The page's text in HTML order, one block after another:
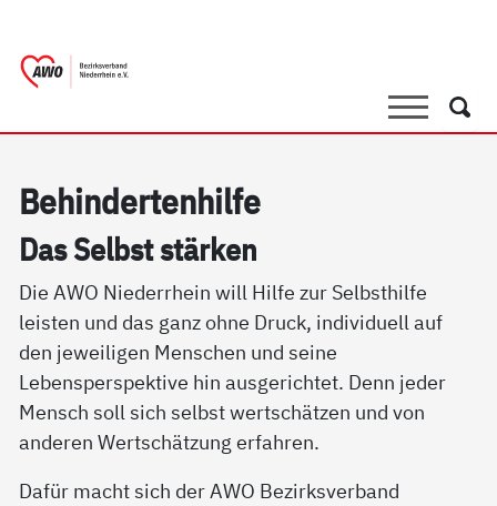
SucheSuche
Be­hin­der­ten­hil­fe
Das Selbst stär­ken
Die AWO Niederrhein will Hilfe zur Selbsthilfe
leisten und das ganz ohne Druck, individuell auf
den jeweiligen Menschen und seine
Lebensperspektive hin ausgerichtet. Denn jeder
Mensch soll sich selbst wertschätzen und von
anderen Wertschätzung erfahren.
Dafür macht sich der AWO Bezirksverband